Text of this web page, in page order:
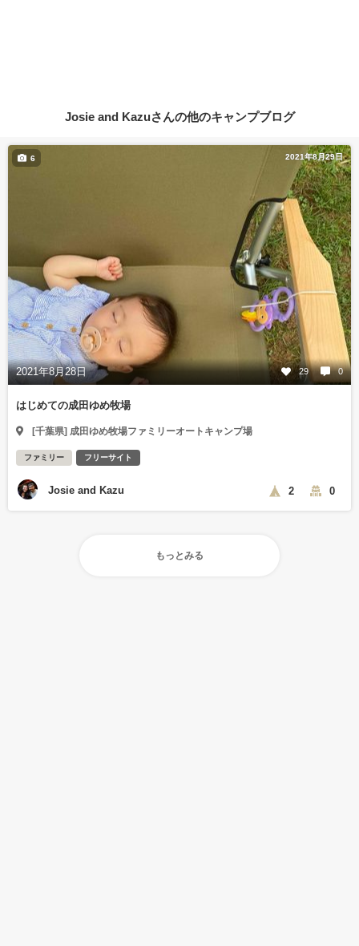
Josie and Kazuさんの他のキャンプブログ
2021年8月29日
2021年8月28日 29 0
6
はじめての成田ゆめ牧場
[千葉県] 成田ゆめ牧場ファミリーオートキャンプ場
ファミリー フリーサイト
Josie and Kazu 2 0
もっとみる